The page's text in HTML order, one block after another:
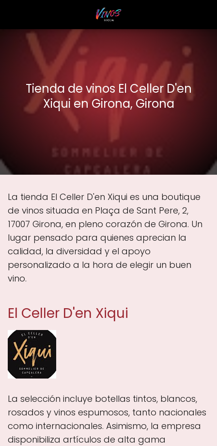
Tienda de vinos El Celler D'en
Xiqui en Girona, Girona
La tienda El Celler D'en Xiqui es una boutique
de vinos situada en Plaça de Sant Pere, 2,
17007 Girona, en pleno corazón de Girona. Un
lugar pensado para quienes aprecian la
calidad, la diversidad y el apoyo
personalizado a la hora de elegir un buen
vino.
El Celler D'en Xiqui
La selección incluye botellas tintos, blancos,
rosados y vinos espumosos, tanto nacionales
como internacionales. Asimismo, la empresa
disponibiliza artículos de alta gama